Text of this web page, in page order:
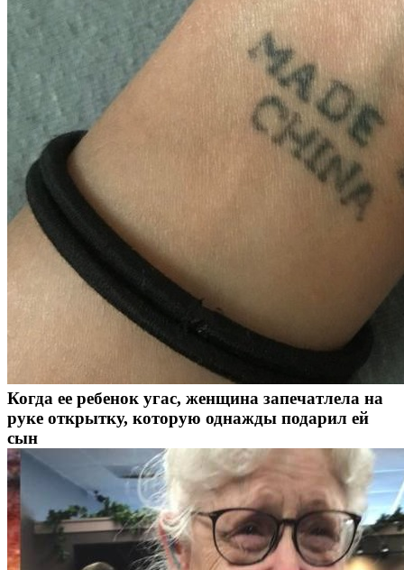
Когда ее ребенок угас, женщина запечатлела на
руке открытку, которую однажды подарил ей
сын